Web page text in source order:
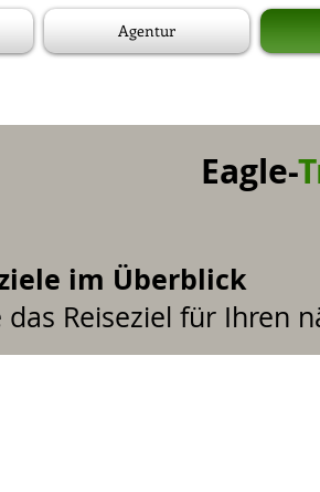
Agentur
Eagle-
im Überblick
das Reiseziel für Ihren